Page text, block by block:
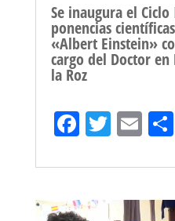
Se inaugura el
ponencias
«Albert Einstein»
cargo del Doctor en
la Roz
Fa
bo
ok
T
tt
er
E
ail